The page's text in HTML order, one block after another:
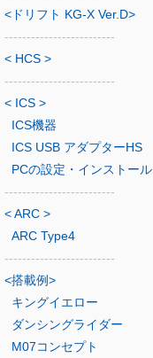
<ドリフト KG-X Ver.D>
-------------------------
< HCS >
-------------------------
< ICS >
ICS機器
ICS USB アダプターHS
PCの設定・インストール
-------------------------
< ARC >
ARC Type4
-------------------------
<搭載例>
キングイエロー
ダンシングライダー
M07コンセプト